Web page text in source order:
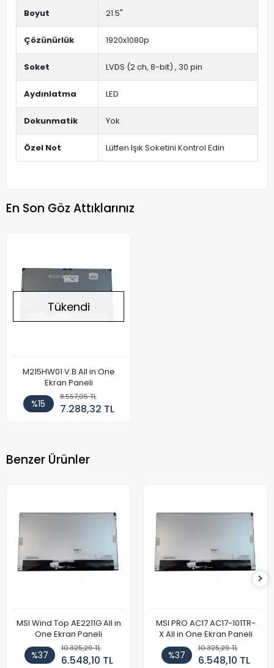
Boyut 21.5"
Çözünürlük 1920x1080p
Soket LVDS (2 ch, 8-bit) , 30 pin
Aydınlatma LED
Dokunmatik Yok
Özel Not Lütfen Işık Soketini Kontrol Edin
En Son Göz Attıklarınız
Tükendi
M215HW01 V.B All in One
Ekran Paneli
%15
8.557,05 TL
7.288,32 TL
Benzer Ürünler
MSI Wind Top AE2211G All in
One Ekran Paneli
%37
10.325,29 TL
6.548,10 TL
MSI PRO AC17 AC17-101TR-
X All in One Ekran Paneli
%37
10.325,29 TL
6.548,10 TL